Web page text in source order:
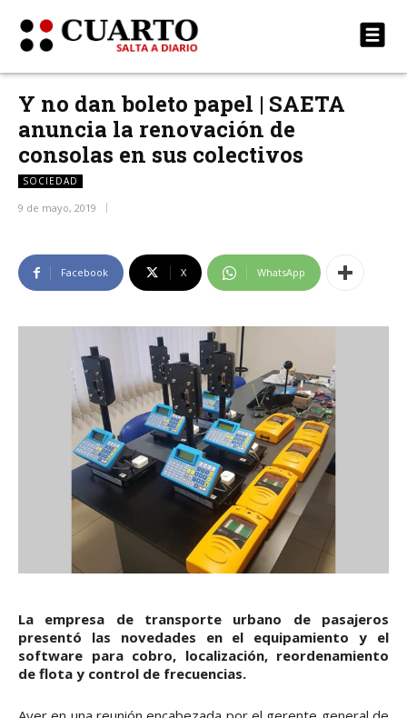
Y no dan boleto papel | SAETA
anuncia la renovación de
consolas en sus colectivos
SOCIEDAD
9 de mayo, 2019
Facebook X WhatsApp
La empresa de transporte urbano de pasajeros
presentó las novedades en el equipamiento y el
software para cobro, localización, reordenamiento
de flota y control de frecuencias.